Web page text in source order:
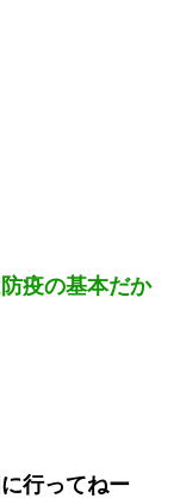
疫の基本だか
行ってねー